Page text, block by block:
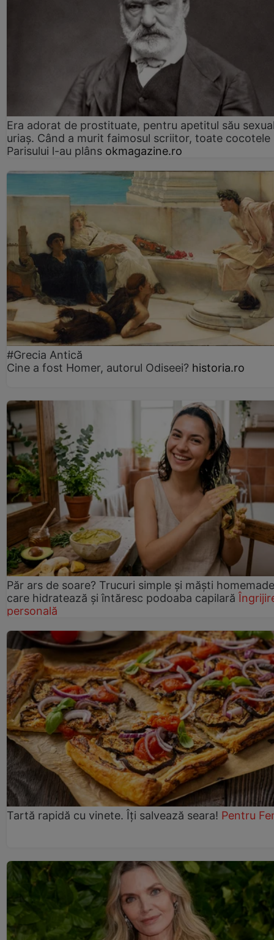
Era adorat de prostituate, pentru apetitul său
uriaș. Când a murit faimosul scriitor, toate cocotele
Parisului l-au plâns okmagazine.ro
#Grecia Antică
Cine a fost Homer, autorul Odiseei? historia.ro
Păr ars de soare? Trucuri simple și măști homemade
care hidratează și întăresc podoaba capilară
personală
Tartă rapidă cu vinete. Îți salvează seara! Pentru